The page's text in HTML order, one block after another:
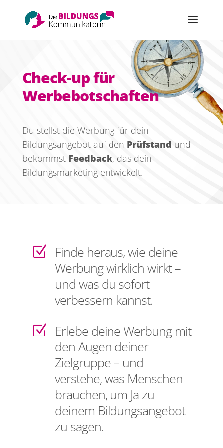
Check-up für
Werbe­­botschaften
Du stellst die Werbung für dein
Bildungsangebot auf den Prüfstand und
bekommst Feedback, das dein
Bildungsmarketing entwickelt.
Z Finde heraus, wie deine
Werbung wirklich wirkt –
und was du sofort
verbessern kannst.
Z Erlebe deine Werbung mit
den Augen deiner
Zielgruppe – und
verstehe, was Menschen
brauchen, um Ja zu
deinem Bildungsangebot
zu sagen.